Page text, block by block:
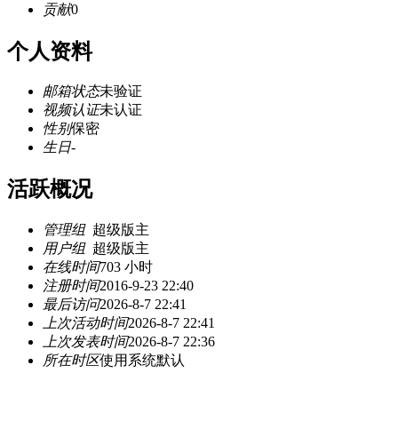
贡献0
个人资料
邮箱状态未验证
视频认证未认证
性别保密
生日-
活跃概况
管理组 超级版主
用户组 超级版主
在线时间703 小时
注册时间2016-9-23 22:40
最后访问2026-8-7 22:41
上次活动时间2026-8-7 22:41
上次发表时间2026-8-7 22:36
所在时区使用系统默认